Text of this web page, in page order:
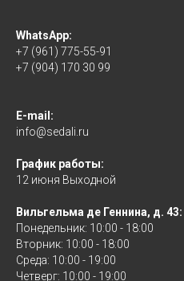
WhatsApp:
+7 (961) 775-55-91
+7 (904) 170 30 99
E-mail:
info@sedali.ru
График работы:
12 июня Выходной
Вильгельма де Геннина, д. 43:
Понедельник: 10:00 - 18:00
Вторник: 10:00 - 18:00
Среда: 10:00 - 19:00
Четверг: 10:00 - 19:00